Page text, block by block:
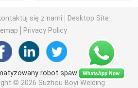
wibracyjna
Motoryzacja
się z nami
Desktop Site
Privacy Policy
robot spawalniczy
© 2026 Suzhou Boyi Welding